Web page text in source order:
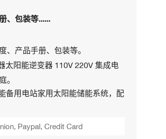
、包装等......
、产品手册、包装等。
太阳能逆变器 110V 220V 集成电
。
备用电站家用太阳能储能系统，配
Paypal, Credit Card